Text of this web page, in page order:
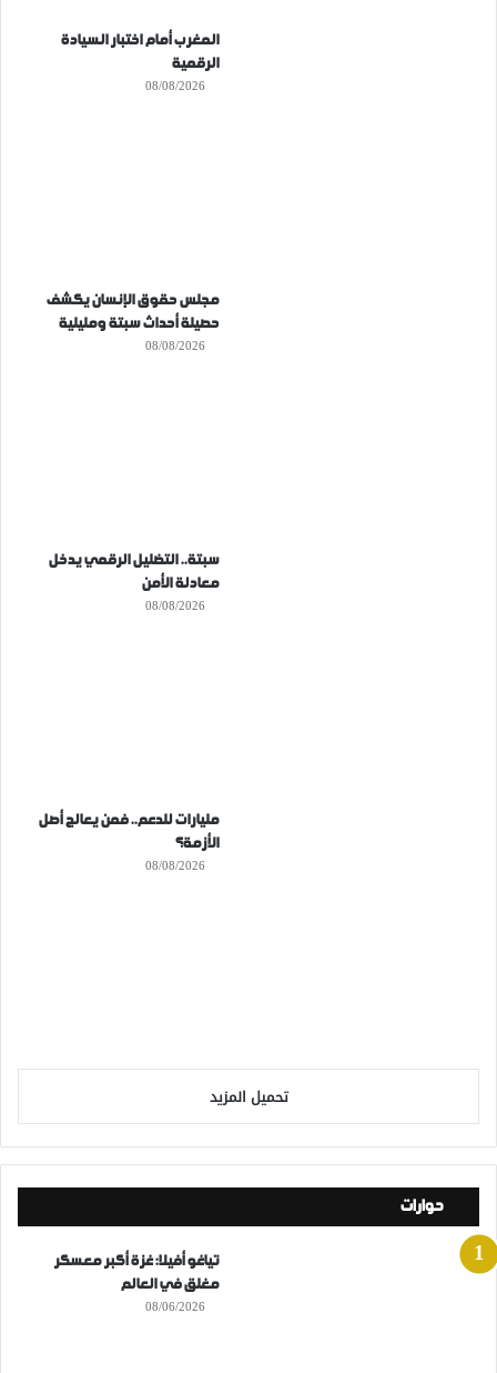
المغرب أمام اختبار السيادة
الرقمية
08/08/2026
مجلس حقوق الإنسان يكشف
حصيلة أحداث سبتة ومليلية
08/08/2026
سبتة.. التضليل الرقمي يدخل
معادلة الأمن
08/08/2026
مليارات للدعم.. فمن يعالج أصل
الأزمة؟
08/08/2026
تحميل المزيد
حوارات
تياغو أفيلا: غزة أكبر معسكر
مغلق في العالم
08/06/2026